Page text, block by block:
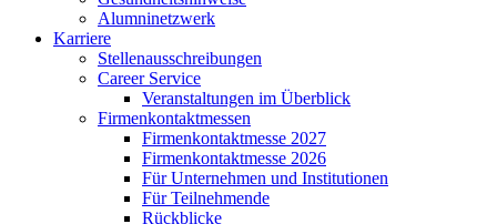
Alumninetzwerk
Karriere
Stellenausschreibungen
Career Service
Veranstaltungen im Überblick
Firmenkontaktmessen
Firmenkontaktmesse 2027
Firmenkontaktmesse 2026
Für Unternehmen und Institutionen
Für Teilnehmende
Rückblicke